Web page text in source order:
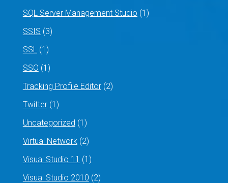
SQL Server Management Studio (1)
SSIS (3)
SSL(1)
SSO (1)
Tracking Profile Editor(2)
Twitter(1)
Uncategorized (1)
Virtual Network(2)
Visual Studio 11 (1)
Visual Studio 2010 (2)